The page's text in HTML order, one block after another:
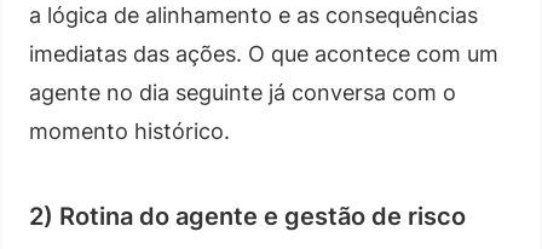
a lógica de alinhamento e as consequências
imediatas das ações. O que acontece com um
agente no dia seguinte já conversa com o
momento histórico.
2) Rotina do agente e gestão de risco